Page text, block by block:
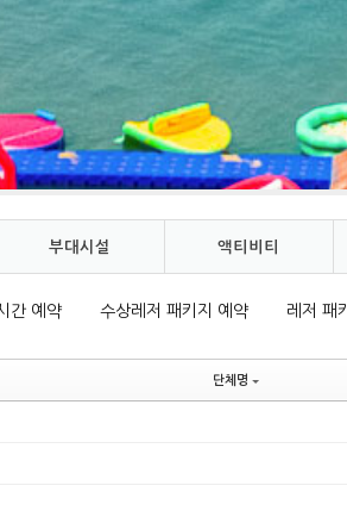
부대시설 액티비티
간 예약 수상레저 패키지 예약 레저 패
단체명